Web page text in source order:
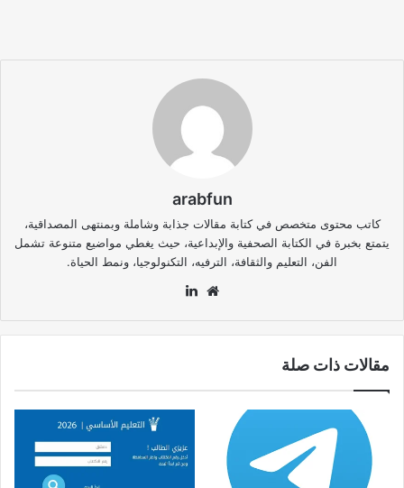
arabfun
كاتب محتوى متخصص في كتابة مقالات جذابة وشاملة وبمنتهى المصداقية،
يتمتع بخبرة في الكتابة الصحفية والإبداعية، حيث يغطي مواضيع متنوعة تشمل
الفن، التعليم والثقافة، الترفيه، التكنولوجيا، ونمط الحياة.
موقع
مقالات ذات صلة